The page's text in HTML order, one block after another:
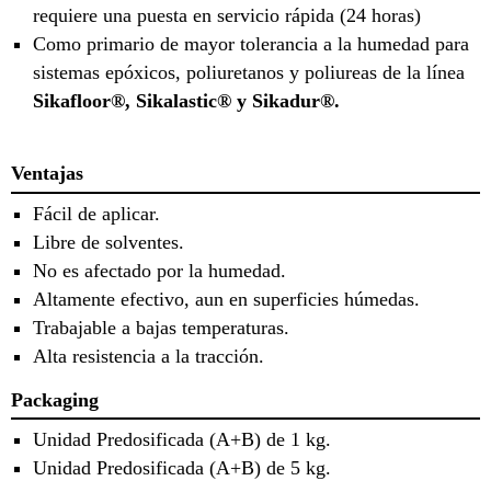
requiere una puesta en servicio rápida (24 horas)
Como primario de mayor tolerancia a la humedad para
sistemas epóxicos, poliuretanos y poliureas de la línea
Sikafloor®, Sikalastic® y Sikadur®.
Ventajas
Fácil de aplicar.
Libre de solventes.
No es afectado por la humedad.
Altamente efectivo, aun en superficies húmedas.
Trabajable a bajas temperaturas.
Alta resistencia a la tracción.
Packaging
Unidad Predosificada (A+B) de 1 kg.
Unidad Predosificada (A+B) de 5 kg.